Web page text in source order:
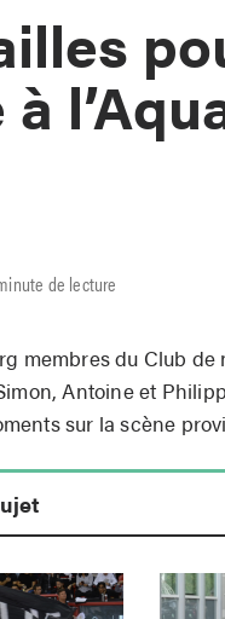
de lecture
membres du Club
Antoine et
sur la scène